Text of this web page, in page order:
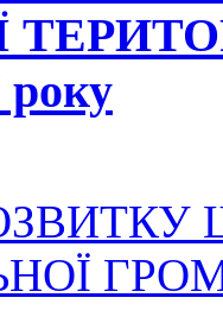
року